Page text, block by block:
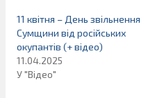
11 квітня – День звільнення
Сумщини від російських
окупантів (+ відео)
11.04.2025
У "Відео"